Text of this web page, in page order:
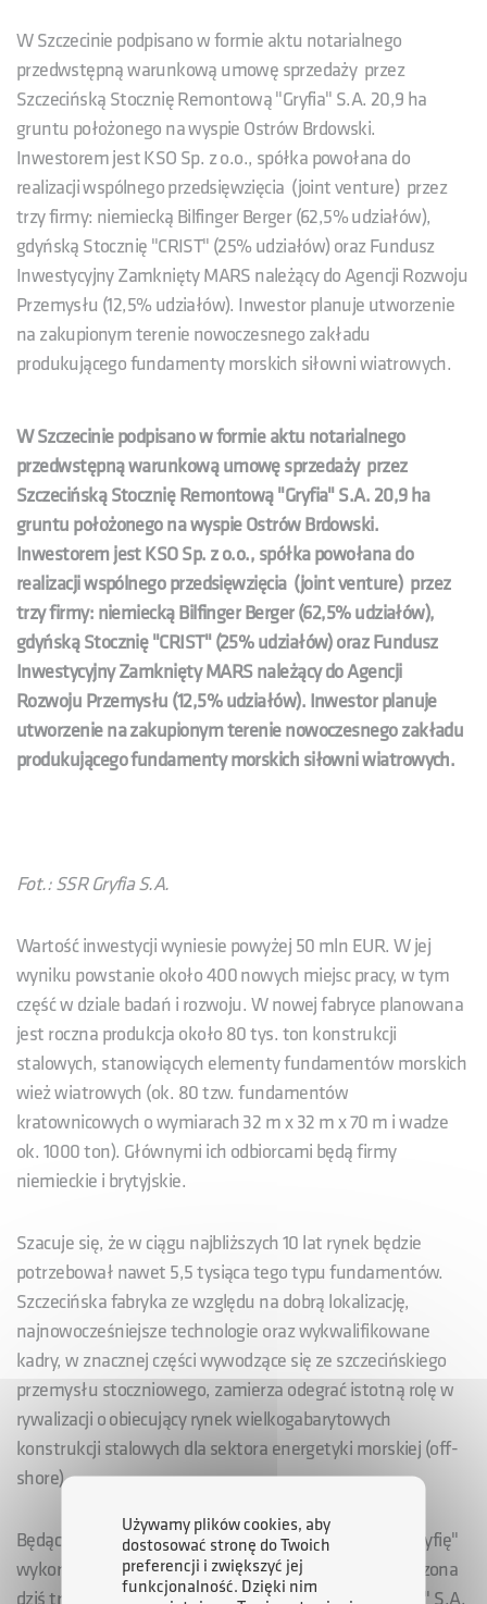
W Szczecinie podpisano w formie aktu notarialnego
przedwstępną warunkową umowę sprzedaży przez
Szczecińską Stocznię Remontową "Gryfia" S.A. 20,9 ha
gruntu położonego na wyspie Ostrów Brdowski.
Inwestorem jest KSO Sp. z o.o., spółka powołana do
realizacji wspólnego przedsięwzięcia (joint venture) przez
trzy firmy: niemiecką Bilfinger Berger (62,5% udziałów),
gdyńską Stocznię "CRIST" (25% udziałów) oraz Fundusz
Inwestycyjny Zamknięty MARS należący do Agencji Rozwoju
Przemysłu (12,5% udziałów). Inwestor planuje utworzenie
na zakupionym terenie nowoczesnego zakładu
produkującego fundamenty morskich siłowni wiatrowych.
W Szczecinie podpisano w formie aktu notarialnego
przedwstępną warunkową umowę sprzedaży przez
Szczecińską Stocznię Remontową "Gryfia" S.A. 20,9 ha
gruntu położonego na wyspie Ostrów Brdowski.
Inwestorem jest KSO Sp. z o.o., spółka powołana do
realizacji wspólnego przedsięwzięcia (joint venture) przez
trzy firmy: niemiecką Bilfinger Berger (62,5% udziałów),
gdyńską Stocznię "CRIST" (25% udziałów) oraz Fundusz
Inwestycyjny Zamknięty MARS należący do Agencji
Rozwoju Przemysłu (12,5% udziałów). Inwestor planuje
utworzenie na zakupionym terenie nowoczesnego zakładu
produkującego fundamenty morskich siłowni wiatrowych.
Fot.: SSR Gryfia S.A.
Wartość inwestycji wyniesie powyżej 50 mln EUR. W jej
wyniku powstanie około 400 nowych miejsc pracy, w tym
część w dziale badań i rozwoju. W nowej fabryce planowana
jest roczna produkcja około 80 tys. ton konstrukcji
stalowych, stanowiących elementy fundamentów morskich
wież wiatrowych (ok. 80 tzw. fundamentów
kratownicowych o wymiarach 32 m x 32 m x 70 m i wadze
ok. 1000 ton). Głównymi ich odbiorcami będą firmy
niemieckie i brytyjskie.
Szacuje się, że w ciągu najbliższych 10 lat rynek będzie
potrzebował nawet 5,5 tysiąca tego typu fundamentów.
Szczecińska fabryka ze względu na dobrą lokalizację,
najnowocześniejsze technologie oraz wykwalifikowane
kadry, w znacznej części wywodzące się ze szczecińskiego
przemysłu stoczniowego, zamierza odegrać istotną rolę w
rywalizacji o obiecujący rynek wielkogabarytowych
konstrukcji stalowych dla sektora energetyki morskiej (off-
shore).
Będący przedmiotem transakcji teren nie był przez "Gryfię"
wykorzystywany do celów produkcyjnych. Przeprowadzona
dziś transakcja rozpoczyna realizację przez SSR "Gryfia" S.A.
Używamy plików cookies, aby
dostosować stronę do Twoich
preferencji i zwiększyć jej
funkcjonalność. Dzięki nim